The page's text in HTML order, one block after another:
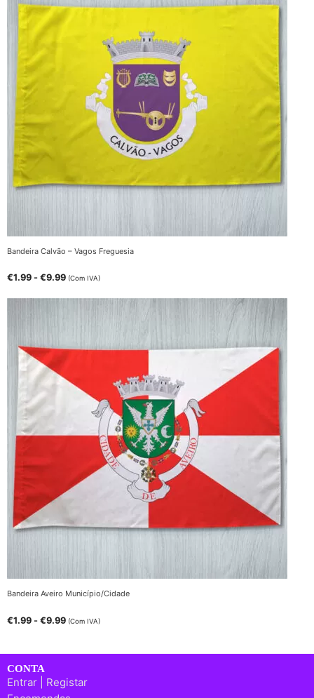
Bandeira Calvão – Vagos Freguesia
€1.99 - €9.99 (Com IVA)
Bandeira Aveiro Município/Cidade
€1.99 - €9.99 (Com IVA)
CONTA
Entrar | Registar